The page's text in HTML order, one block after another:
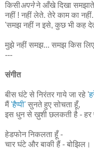
किसीअपनेने आँखे दिखा
नहीं ! नहीं लेते. तेरे काम का नहीं.
'समझ नहीं न इसे, कुछ भी कह
मुझे नहीं समझ... समझ किस लिए
---
संगीत
बीस घंटे से निरंतर गाये जा रहे '
मैं'हैप्पी' सुनते हुए सोचता हूँ,
इस धुन से ख़ुशी छलकती है - हर
हेडफोन निकलता हूँ -
चार घंटे और बाकी हैं - बोझिल।